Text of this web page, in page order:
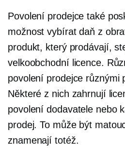
Povolení prodejce také
možnost vybírat daň z
produkt, který prodávají,
velkoobchodní licence.
povolení prodejce různými
Některé z nich zahrnují
povolení dodavatele nebo
prodej. To může být
znamenají totéž.